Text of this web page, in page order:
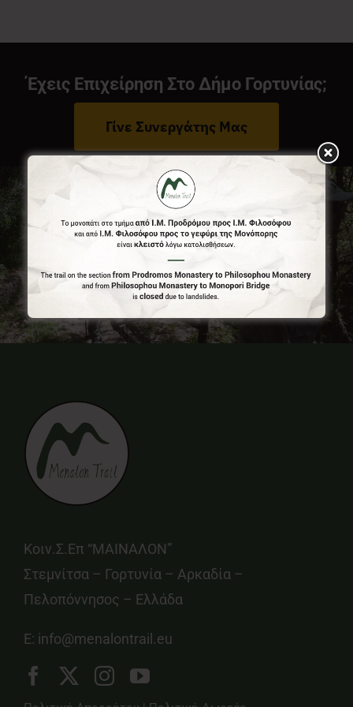
Νέα
Επικοινωνία
Έχεις Επιχείρηση Στο Δήμο Γορτυνίας;
Γίνε Συνεργάτης Μας
Κοιν.Σ.Επ “ΜΑΙΝΑΛΟΝ”
Στεμνίτσα – Γορτυνία – Αρκαδία –
Πελοπόννησος – Ελλάδα
E: info@menalontrail.eu